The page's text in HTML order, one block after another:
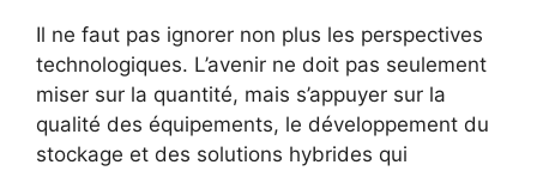
Il ne faut pas ignorer non plus les perspectives
technologiques. L’avenir ne doit pas seulement
miser sur la quantité, mais s’appuyer sur la
qualité des équipements, le développement du
stockage et des solutions hybrides qui